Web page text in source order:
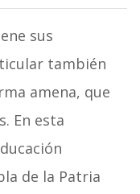
sus
también
amena, que
En esta
de la Patria